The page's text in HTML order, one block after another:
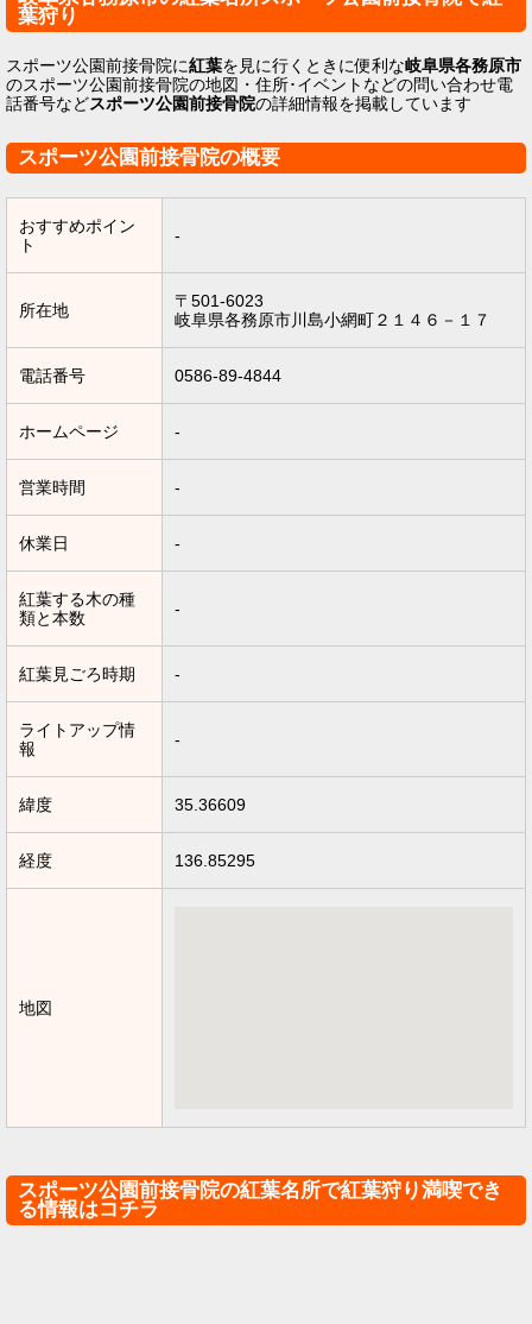
葉狩り
スポーツ公園前接骨院に紅葉を見に行くときに便利な岐阜県各務原市
のスポーツ公園前接骨院の地図・住所･イベントなどの問い合わせ電
話番号などスポーツ公園前接骨院の詳細情報を掲載しています
スポーツ公園前接骨院の概要
おすすめポイン
ト
-
所在地
〒501-6023
岐阜県各務原市川島小網町２１４６－１７
電話番号 0586-89-4844
ホームページ -
営業時間 -
休業日 -
紅葉する木の種
類と本数
-
紅葉見ごろ時期 -
ライトアップ情
報
-
緯度 35.36609
経度 136.85295
地図
スポーツ公園前接骨院の紅葉名所で紅葉狩り満喫でき
る情報はコチラ